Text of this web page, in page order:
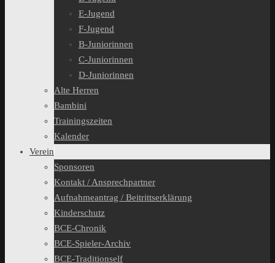
E-Jugend
F-Jugend
B-Juniorinnen
C-Juniorinnen
D-Juniorinnen
Alte Herren
Bambini
Trainingszeiten
Kalender
Verein
Sponsoren
Kontakt / Ansprechpartner
Aufnahmeantrag / Beitrittserklärung
Kinderschutz
BCE-Chronik
BCE-Spieler-Archiv
BCE-Traditionself